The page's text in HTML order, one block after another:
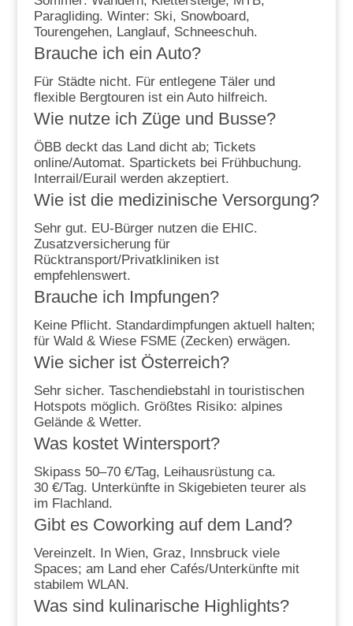
Paragliding. Winter: Ski, Snowboard,
Tourengehen, Langlauf, Schneeschuh.
Brauche ich ein Auto?
Für Städte nicht. Für entlegene Täler und
flexible Bergtouren ist ein Auto hilfreich.
Wie nutze ich Züge und Busse?
ÖBB deckt das Land dicht ab; Tickets
online/Automat. Spartickets bei Frühbuchung.
Interrail/Eurail werden akzeptiert.
Wie ist die medizinische Versorgung?
Sehr gut. EU-Bürger nutzen die EHIC.
Zusatzversicherung für
Rücktransport/Privatkliniken ist
empfehlenswert.
Brauche ich Impfungen?
Keine Pflicht. Standardimpfungen aktuell halten;
für Wald & Wiese FSME (Zecken) erwägen.
Wie sicher ist Österreich?
Sehr sicher. Taschendiebstahl in touristischen
Hotspots möglich. Größtes Risiko: alpines
Gelände & Wetter.
Was kostet Wintersport?
Skipass 50–70 €/Tag, Leihausrüstung ca.
30 €/Tag. Unterkünfte in Skigebieten teurer als
im Flachland.
Gibt es Coworking auf dem Land?
Vereinzelt. In Wien, Graz, Innsbruck viele
Spaces; am Land eher Cafés/Unterkünfte mit
stabilem WLAN.
Was sind kulinarische Highlights?